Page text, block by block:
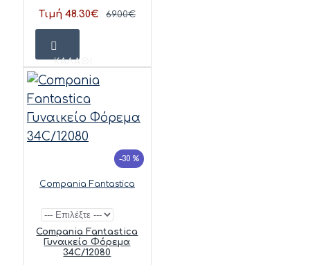
Τιμή 48.30€ 69.00€
ΚΑΛΆΘΙ
-30 %
Compania Fantastica
Compania Fantastica
Γυναικείο Φόρεμα
34C/12080